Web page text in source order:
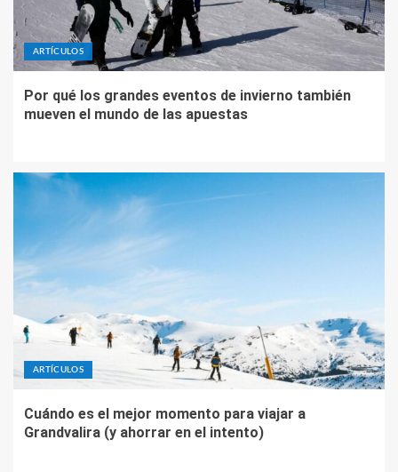
ARTÍCULOS
Por qué los grandes eventos de invierno también
mueven el mundo de las apuestas
ARTÍCULOS
Cuándo es el mejor momento para viajar a
Grandvalira (y ahorrar en el intento)